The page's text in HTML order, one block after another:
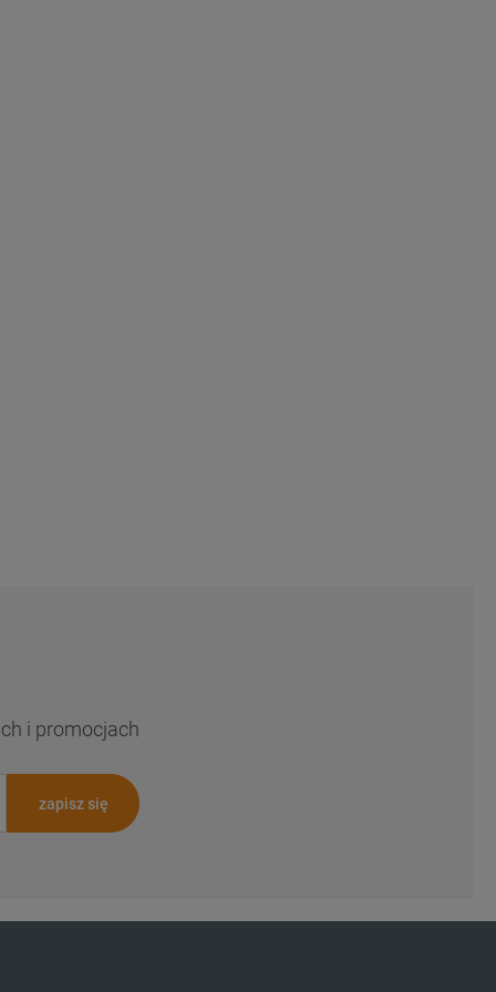
i promocjach
zapisz się